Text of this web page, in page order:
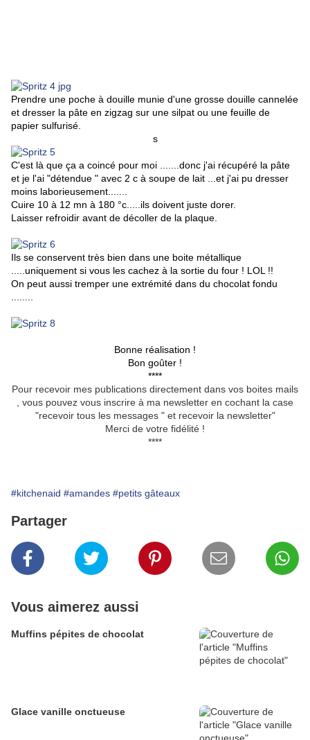
Prendre une poche à douille munie d'une grosse douille cannelée
et dresser la pâte en zigzag sur une silpat ou une feuille de
papier sulfurisé.
s
C'est là que ça a coincé pour moi .......donc j'ai récupéré la pâte
et je l'ai "détendue " avec 2 c à soupe de lait ...et j'ai pu dresser
moins laborieusement.......
Cuire 10 à 12 mn à 180 °c.....ils doivent juste dorer.
Laisser refroidir avant de décoller de la plaque.
Ils se conservent très bien dans une boite métallique
.....uniquement si vous les cachez à la sortie du four ! LOL !!
On peut aussi tremper une extrémité dans du chocolat fondu
Bonne réalisation !
Bon goûter !
****
Pour recevoir mes publications directement dans vos boites mails
, vous pouvez vous inscrire à ma newsletter en cochant la case
"recevoir tous les messages " et recevoir la newsletter"
Merci de votre fidélité !
****
#kitchenaid #amandes #petits gâteaux
Partager
Vous aimerez aussi
Muffins pépites de chocolat
Glace vanille onctueuse